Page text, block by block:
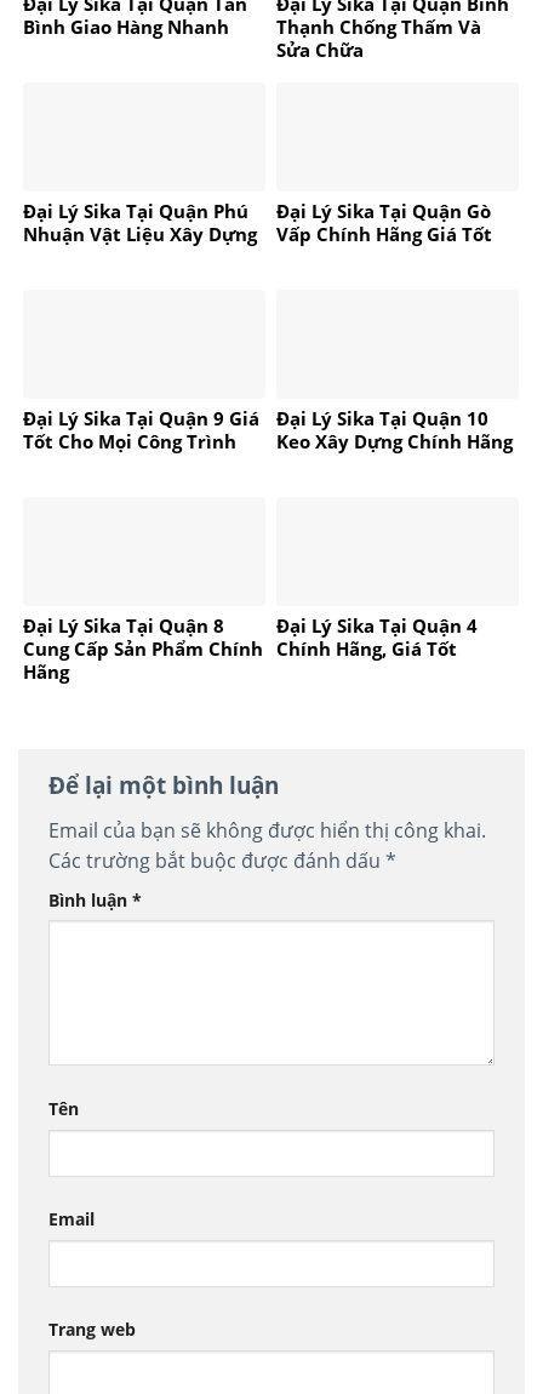
Bình Giao Hàng Nhanh
Thạnh Chống Thấm Và
Sửa Chữa
Đại Lý Sika Tại Quận Phú
Nhuận Vật Liệu Xây Dựng
Đại Lý Sika Tại Quận Gò
Vấp Chính Hãng Giá Tốt
Đại Lý Sika Tại Quận 9 Giá
Tốt Cho Mọi Công Trình
Đại Lý Sika Tại Quận 10
Keo Xây Dựng Chính Hãng
Đại Lý Sika Tại Quận 8
Cung Cấp Sản Phẩm Chính
Hãng
Đại Lý Sika Tại Quận 4
Chính Hãng, Giá Tốt
Để lại một bình luận
Email của bạn sẽ không được hiển thị công khai.
Các trường bắt buộc được đánh dấu *
Bình luận *
Tên
Email
Trang web